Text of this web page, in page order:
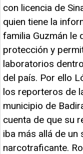
con licencia de
quien tiene la
familia Guzmán le
protección y
laboratorios
del país. Por ello
los reporteros de
municipio de
cuenta de que su
iba más allá de un
narcotraficante.